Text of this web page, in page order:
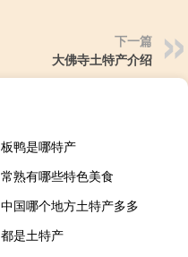
下一篇
大佛寺土特产介绍
板鸭是哪特产
常熟有哪些特色美食
中国哪个地方土特产多多
都是土特产